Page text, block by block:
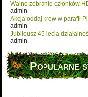
Walne zebranie członków
admin_
Akcja oddaj krew w parafii
admin_
Jubileusz 45-lecia
admin_
Popularne